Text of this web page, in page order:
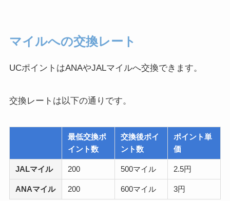
マイルへの交換レート
UCポイントはANAやJALマイルへ交換できます。
交換レートは以下の通りです。
最低交換ポ
イント数
交換後ポイ
ント数
ポイント単
価
JALマイル 200 500マイル 2.5円
ANAマイル 200 600マイル 3円